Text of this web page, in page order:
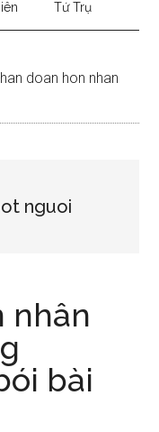
Tứ Trụ
doan hon nhan
nguoi
nhân
bài